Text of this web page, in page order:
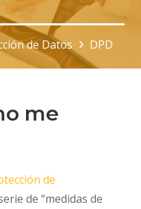
de Datos DPD
me
de
de “medidas de